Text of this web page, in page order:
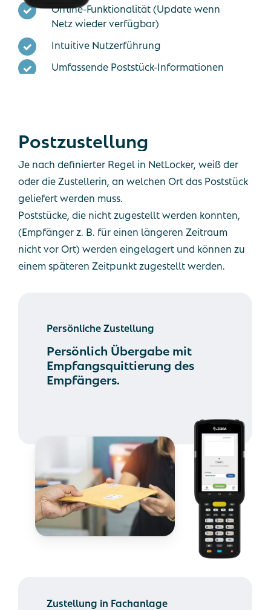
Offline-Funktionalität (Update wenn
Netz wieder verfügbar)
Intuitive Nutzerführung
Umfassende Poststück-Informationen
Postzustellung
Je nach definierter Regel in NetLocker, weiß der
oder die Zustellerin, an welchen Ort das Poststück
geliefert werden muss.
Poststücke, die nicht zugestellt werden konnten,
(Empfänger z. B. für einen längeren Zeitraum
nicht vor Ort) werden eingelagert und können zu
einem späteren Zeitpunkt zugestellt werden.
Persönliche Zustellung
Persönlich Übergabe mit
Empfangsquittierung des
Empfängers.
Zustellung in Fachanlage